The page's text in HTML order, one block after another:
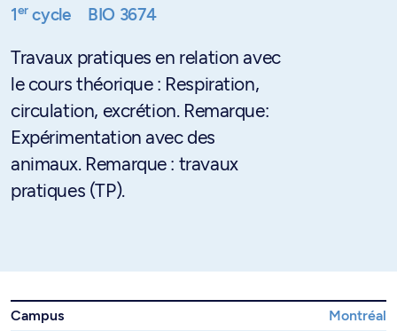
1ercycle BIO 3674
Travaux pratiques en relation avec
le cours théorique : Respiration,
circulation, excrétion. Remarque:
Expérimentation avec des
animaux. Remarque : travaux
pratiques (TP).
Campus
Montréal